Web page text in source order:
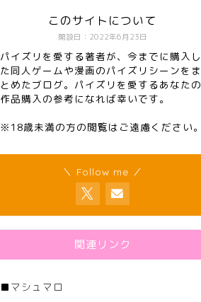
開設日：2022年6月23日
このサイトについて
パイズリを愛する著者が、今までに購入し
た同人ゲームや漫画のパイズリシーンをま
とめたブログ。パイズリを愛するあなたの
作品購入の参考になれば幸いです。
※18歳未満の方の閲覧はご遠慮ください。
＼ Follow me ／
関連リンク
■ マシュマロ